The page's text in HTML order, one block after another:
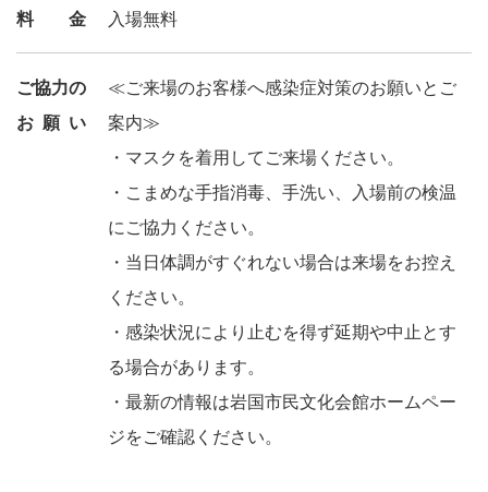
料金 入場無料
ご協力の
お願い
≪ご来場のお客様へ感染症対策のお願いとご
案内≫
・マスクを着用してご来場ください。
・こまめな手指消毒、手洗い、入場前の検温
にご協力ください。
・当日体調がすぐれない場合は来場をお控え
ください。
・感染状況により止むを得ず延期や中止とす
る場合があります。
・最新の情報は岩国市民文化会館ホームペー
ジをご確認ください。